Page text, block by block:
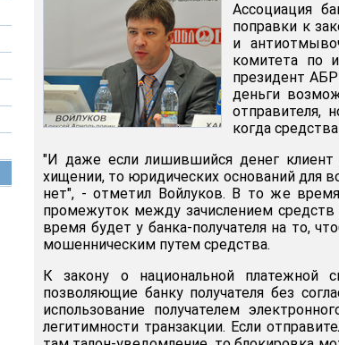
Ассоциация
поправки к
и
комитета по
президент
деньги
отправителя,
когда
"И даже если лишившийся денег
хищении, то юридических оснований для
нет", - отметил Войлуков. В то же
промежуток между зачислением
время будет у банка-получателя на то,
мошенническим путем средства.
К закону о национальной платежной
позволяющие банку получателя без
использование получателем
легитимности транзакции. Если